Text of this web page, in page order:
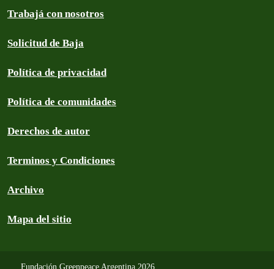
Trabajá con nosotros
Solicitud de Baja
Política de privacidad
Política de comunidades
Derechos de autor
Terminos y Condiciones
Archivo
Mapa del sitio
Fundación Greenpeace Argentina 2026